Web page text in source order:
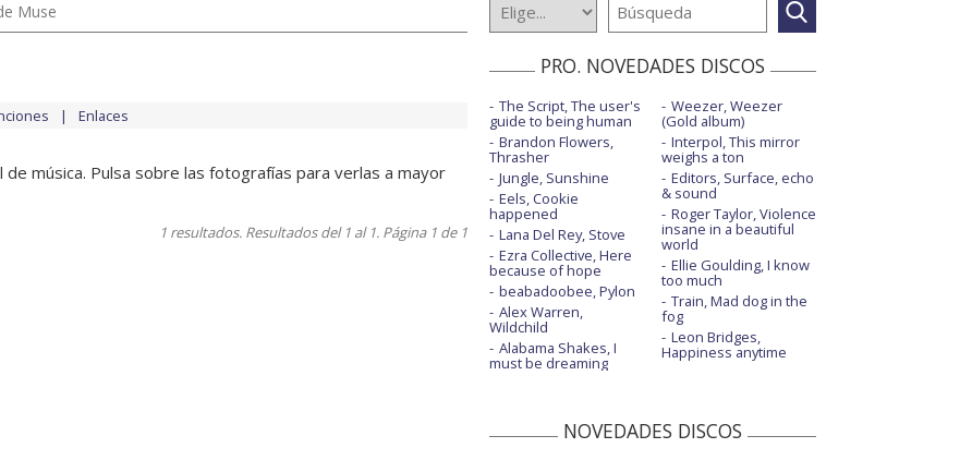
Muse
Enlaces
música. Pulsa sobre las fotografías para verlas a mayor
1 resultados. Resultados del 1 al 1. Página 1 de 1
PRO. NOVEDADES DISCOS
The Script, The user's
guide to being human
Brandon Flowers,
Thrasher
Jungle, Sunshine
Eels, Cookie
happened
Lana Del Rey, Stove
Ezra Collective, Here
because of hope
beabadoobee, Pylon
Alex Warren,
Wildchild
Alabama Shakes, I
must be dreaming
Weezer, Weezer
(Gold album)
Interpol, This mirror
weighs a ton
Editors, Surface, echo
& sound
Roger Taylor, Violence
insane in a beautiful
world
Ellie Goulding, I know
too much
Train, Mad dog in the
fog
Leon Bridges,
Happiness anytime
NOVEDADES DISCOS